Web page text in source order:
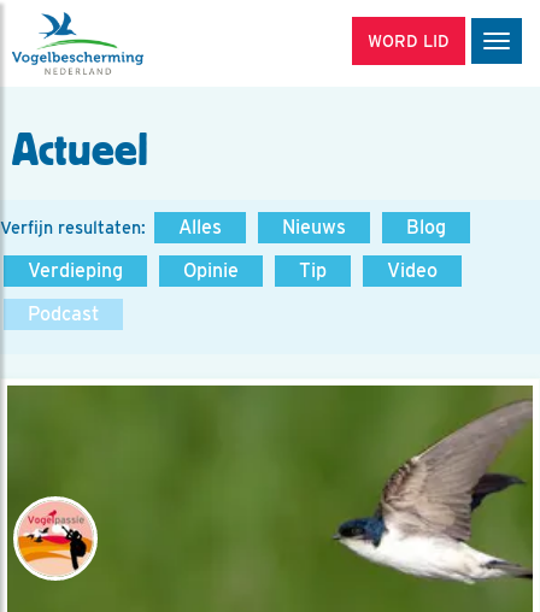
WORD LID
Actueel
Verfijn resultaten: Alles Nieuws
Blog
Verdieping
Opinie Tip
Video
Podcast